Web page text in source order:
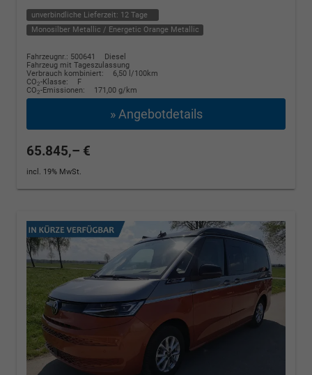
unverbindliche Lieferzeit: 12 Tage
Monosilber Metallic / Energetic Orange Metallic
Fahrzeugnr.: 500641
Diesel
Fahrzeug mit Tageszulassung
Verbrauch kombiniert:
6,50 l/100km
CO2-Klasse:
F
CO2-Emissionen: 171,00 g/km
» Angebotdetails
65.845,– €
incl. 19% MwSt.